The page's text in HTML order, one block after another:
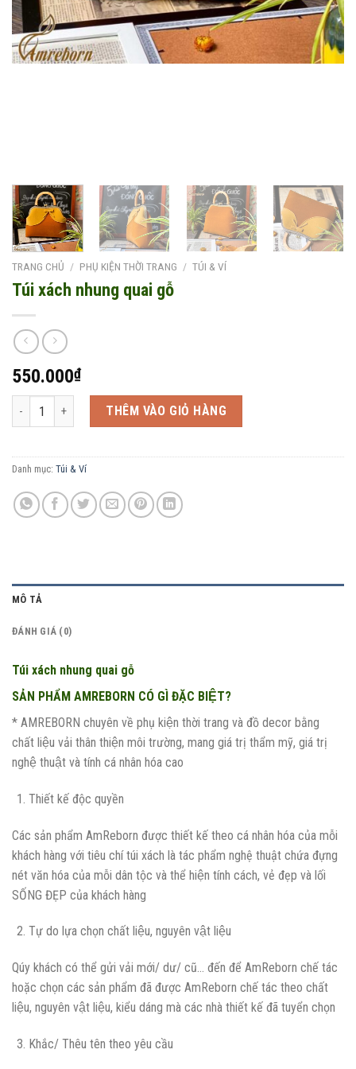
TRANG CHỦ / PHỤ KIỆN THỜI TRANG / TÚI & VÍ
Túi xách nhung quai gỗ
550.000₫
Túi xách nhung quai gỗ số lượngTHÊM VÀO GIỎ HÀNG
Danh mục: Túi & Ví
MÔ TẢ
ĐÁNH GIÁ (0)
Túi xách nhung quai gỗ
SẢN PHẨM AMREBORN CÓ GÌ ĐẶC BIỆT?
* AMREBORN chuyên về phụ kiện thời trang và đồ decor bằng
chất liệu vải thân thiện môi trường, mang giá trị thẩm mỹ, giá trị
nghệ thuật và tính cá nhân hóa cao
Thiết kế độc quyền
Các sản phẩm AmReborn được thiết kế theo cá nhân hóa của mỗi
khách hàng với tiêu chí túi xách là tác phẩm nghệ thuật chứa đựng
nét văn hóa của mỗi dân tộc và thể hiện tính cách, vẻ đẹp và lối
SỐNG ĐẸP của khách hàng
Tự do lựa chọn chất liệu, nguyên vật liệu
Qúy khách có thể gửi vải mới/ dư/ cũ… đến để AmReborn chế tác
hoặc chọn các sản phẩm đã được AmReborn chế tác theo chất
liệu, nguyên vật liệu, kiểu dáng mà các nhà thiết kế đã tuyển chọn
Khắc/ Thêu tên theo yêu cầu